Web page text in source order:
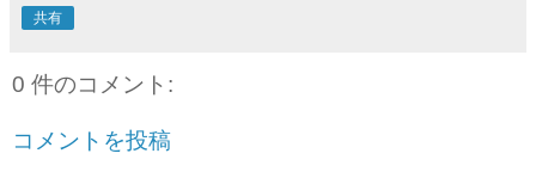
共有
0 件のコメント:
コメントを投稿